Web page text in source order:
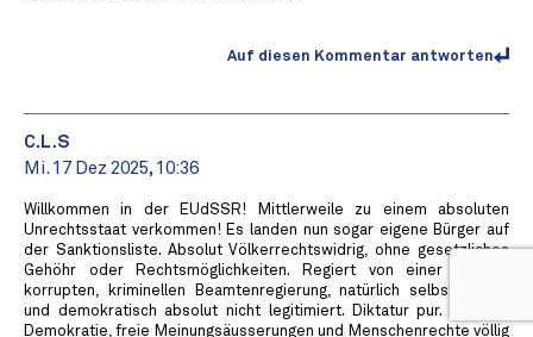
Auf diesen Kommentar antworten
C.L.S
Mi. 17 Dez 2025, 10:36
Willkommen in der EUdSSR! Mittlerweile zu einem absoluten
Unrechtsstaat verkommen! Es landen nun sogar eigene Bürger auf
der Sanktionsliste. Absolut Völkerrechtswidrig, ohne gesetzliches
Gehöhr oder Rechtsmöglichkeiten. Regiert von einer absolut
korrupten, kriminellen Beamtenregierung, natürlich selbsternannt
und demokratisch absolut nicht legitimiert. Diktatur pur. Freiheit,
Demokratie, freie Meinungsäusserungen und Menschenrechte völlig